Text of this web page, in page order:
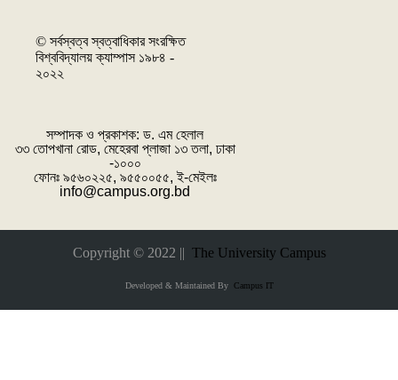
© সর্বস্বত্ব স্বত্বাধিকার সংরক্ষিত
বিশ্ববিদ্যালয় ক্যাম্পাস ১৯৮৪ -
২০২২
সম্পাদক ও প্রকাশক: ‌ড. এম হেলাল
৩৩ তোপখানা রোড, মেহেরবা প্লাজা ১৩ তলা, ঢাকা
-১০০০
ফোনঃ ৯৫৬০২২৫, ৯৫৫০০৫৫, ই-মেইলঃ
info@campus.org.bd
Copyright © 2022 || The University Campus
Developed & Maintained ByCampus IT